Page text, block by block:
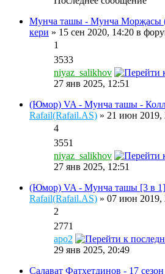
Мунча ташы - Мунча Морҗасы
кери » 15 сен 2020, 14:20 в
1
3533
niyaz_salikhov
27 янв 2025, 12:51
(Юмор) VA - Мунча ташы -
Rafail(Rafail.AS) » 21 июн 2019,
4
3551
niyaz_salikhov
27 янв 2025, 12:51
(Юмор) VA - Мунча ташы [3 в 1]
Rafail(Rafail.AS) » 07 июн 2019,
2
2771
apo2
29 янв 2025, 20:49
Салават Фатхетдинов - 17